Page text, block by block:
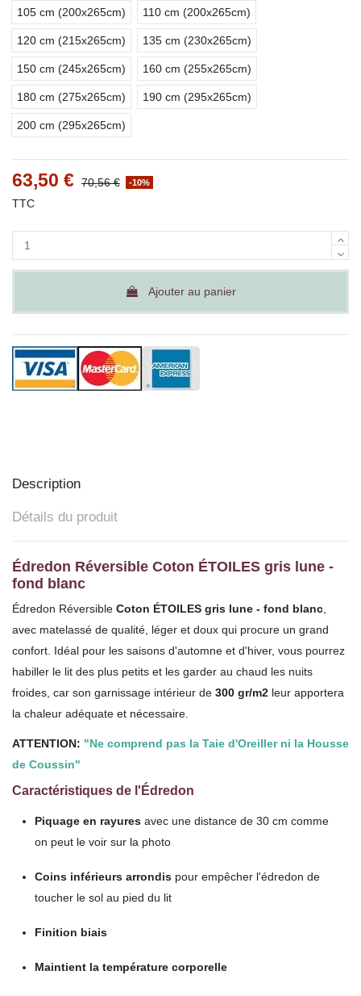
105 cm (200x265cm) 110 cm (200x265cm)
120 cm (215x265cm) 135 cm (230x265cm)
150 cm (245x265cm) 160 cm (255x265cm)
180 cm (275x265cm) 190 cm (295x265cm)
200 cm (295x265cm)
63,50 € 70,56 € -10%
TTC
Ajouter au panier
Description
Détails du produit
Édredon Réversible Coton ÉTOILES gris lune -
fond blanc
Édredon Réversible Coton ÉTOILES gris lune - fond blanc
avec matelassé de qualité, léger et doux qui procure un grand
confort. Idéal pour les saisons d'automne et d'hiver, vous pourrez
habiller le lit des plus petits et les garder au chaud les nuits
froides, car son garnissage intérieur de 300 gr/m2 leur apportera
la chaleur adéquate et nécessaire.
ATTENTION: "Ne comprend pas la Taie d'Oreiller ni la Housse
de Coussin"
Caractéristiques de l'Édredon
Piquage en rayures avec une distance de 30 cm comme
on peut le voir sur la photo
Coins inférieurs arrondis pour empêcher l'édredon de
toucher le sol au pied du lit
Finition biais
Maintient la température corporelle